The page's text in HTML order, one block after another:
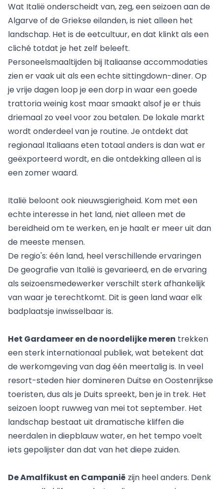
Wat Italië onderscheidt van, zeg, een seizoen aan de
Algarve of de Griekse eilanden, is niet alleen het
landschap. Het is de eetcultuur, en dat klinkt als een
cliché totdat je het zelf beleeft.
Personeelsmaaltijden bij Italiaanse accommodaties
zien er vaak uit als een echte sittingdown-diner. Op
je vrije dagen loop je een dorp in waar een goede
trattoria weinig kost maar smaakt alsof je er thuis
driemaal zo veel voor zou betalen. De lokale markt
wordt onderdeel van je routine. Je ontdekt dat
regionaal Italiaans eten totaal anders is dan wat er
geëxporteerd wordt, en die ontdekking alleen al is
een zomer waard.
Italië beloont ook nieuwsgierigheid. Kom met een
echte interesse in het land, niet alleen met de
bereidheid om te werken, en je haalt er meer uit dan
de meeste mensen.
De regio's: één land, heel verschillende ervaringen
De geografie van Italië is gevarieerd, en de ervaring
als seizoensmedewerker verschilt sterk afhankelijk
van waar je terechtkomt. Dit is geen land waar elk
badplaatsje inwisselbaar is.
Het Gardameer en de noordelijke meren trekken
een sterk internationaal publiek, wat betekent dat
de werkomgeving van dag één meertalig is. In veel
resort-steden hier domineren Duitse en Oostenrijkse
toeristen, dus als je Duits spreekt, ben je in trek. Het
seizoen loopt ruwweg van mei tot september. Het
landschap bestaat uit dramatische kliffen die
neerdalen in diepblauw water, en het tempo voelt
iets gepolijster dan dat van het diepe zuiden.
De Amalfikust en Campanië zijn heel anders. Denk